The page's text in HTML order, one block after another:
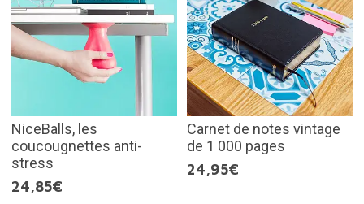
NiceBalls, les
coucougnettes anti-
stress
24,85€
Carnet de notes vintage
de 1 000 pages
24,95€